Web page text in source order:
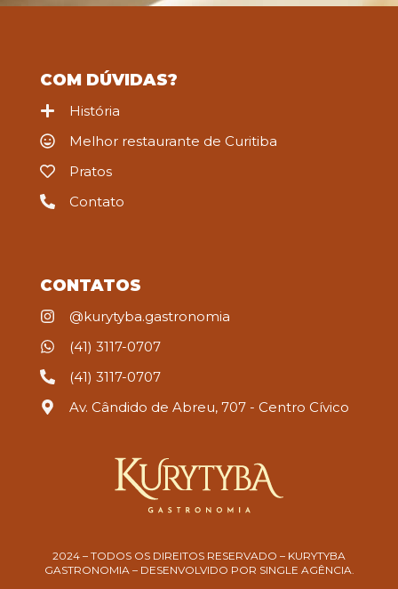
COM DÚVIDAS?
História
Melhor restaurante de Curitiba
Pratos
Contato
CONTATOS
@kurytyba.gastronomia
(41) 3117-0707
(41) 3117-0707
Av. Cândido de Abreu, 707 - Centro Cívico
2024 – TODOS OS DIREITOS RESERVADO – KURYTYBA
GASTRONOMIA – DESENVOLVIDO POR SINGLE AGÊNCIA.